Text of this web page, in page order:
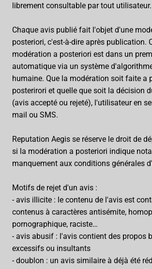
librement consultable par tout utilisateur.
Chaque avis publié fait l'objet d'une
posteriori, c'est-à-dire après publication.
modération a posteriori est dans un
automatique via un système
humaine. Que la modération soit faite a
posterirori et quelle que soit la décision
(avis accepté ou rejeté), l'utilisateur en
mail ou SMS.
Reputation Aegis se réserve le droit de
si la modération a posteriori indique
manquement aux conditions générales
Motifs de rejet d'un avis :
- avis illicite : le contenu de l'avis est
contenus à caractères antisémite,
pornographique, raciste…
- avis abusif : l'avis contient des propos
excessifs ou insultants
- doublon : un avis similaire à déjà été